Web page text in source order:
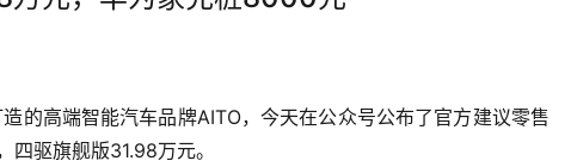
的高端智能汽车品牌AITO，今天在公众号公布了官方建议零售
驱旗舰版31.98万元。